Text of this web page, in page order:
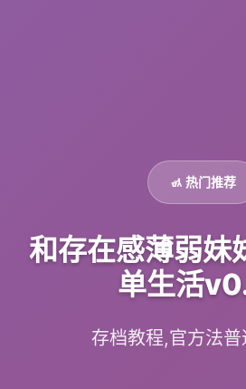
🚮 热门推荐
和存在感薄弱妹
单生活
存档教程,官方法普